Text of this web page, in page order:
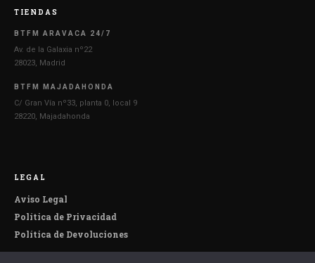
TIENDAS
BTFM ARAVACA 24/7
Av. de la Galaxia nº22
28023, Madrid
BTFM MAJADAHONDA
C/ Gran Vía nº33, planta 0, local 9
28220, Majadahonda
LEGAL
Aviso Legal
Política de Privacidad
Política de Devoluciones